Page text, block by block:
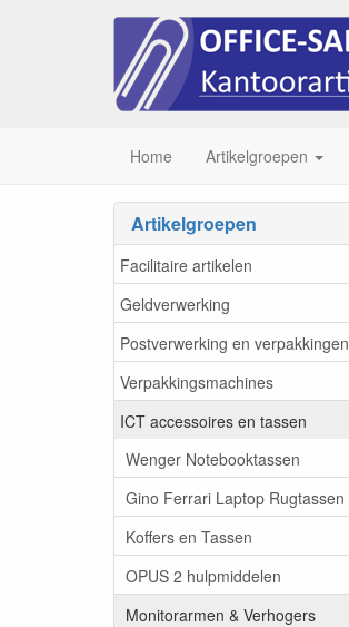
Home Artikelgroepen
Artikelgroepen
Facilitaire artikelen
Geldverwerking
Postverwerking en verpakkingen
Verpakkingsmachines
ICT accessoires en tassen
Wenger Notebooktassen
Gino Ferrari Laptop Rugtassen
Koffers en Tassen
OPUS 2 hulpmiddelen
Monitorarmen & Verhogers